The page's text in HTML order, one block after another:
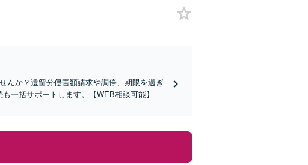
んか？遺留分侵害額請求や調停、期限を過ぎ
一括サポートします。【WEB相談可能】